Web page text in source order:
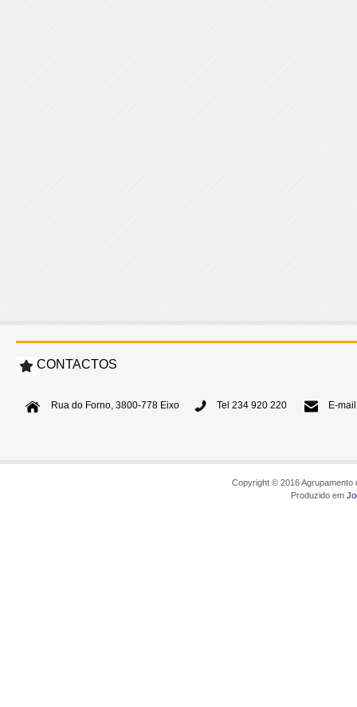
CONTACTOS
Rua do Forno, 3800-778 Eixo Tel 234 920 220 E-
Copyright © 2016
Produzido em